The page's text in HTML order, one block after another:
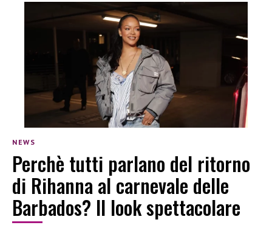
NEWS
Perchè tutti parlano del ritorno
di Rihanna al carnevale delle
Barbados? Il look spettacolare